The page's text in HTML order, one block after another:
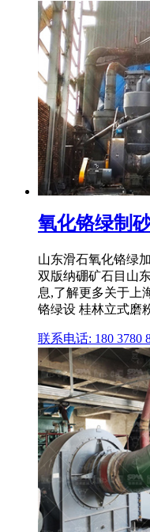
氧化铬绿制
山东滑石氧化铬绿
双版纳硼矿石目山
息,了解更多关于上
铬绿设 桂林立式磨
联系电话: 180 3780